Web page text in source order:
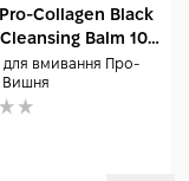
Collagen Black
Balm 100
для вмивання Про-
Вишня